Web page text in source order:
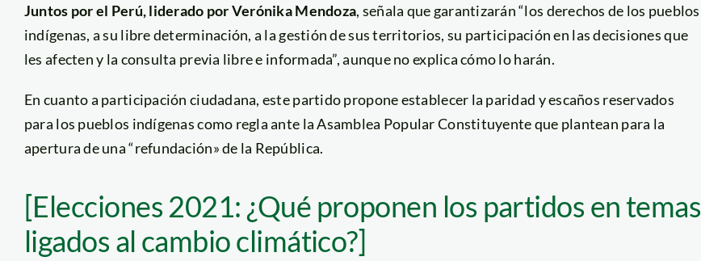
Juntos por el Perú, liderado por Verónika Mendoza, señala que garantizarán “los derechos de los pueblos
indígenas, a su libre determinación, a la gestión de sus territorios, su participación en las decisiones que
les afecten y la consulta previa libre e informada”, aunque no explica cómo lo harán.
En cuanto a participación ciudadana, este partido propone establecer la paridad y escaños reservados
para los pueblos indígenas como regla ante la Asamblea Popular Constituyente que plantean para la
apertura de una “refundación» de la República.
[Elecciones 2021: ¿Qué proponen los partidos en temas
ligados al cambio climático?]